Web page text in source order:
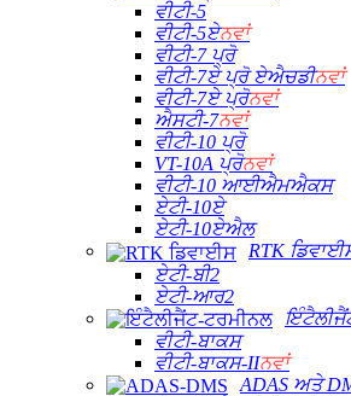
ਵੀਟੀ-5
ਵੀਟੀ-5ਏਨਵਾਂ
ਵੀਟੀ-7 ਪ੍ਰੋ
ਵੀਟੀ-7ਏ ਪ੍ਰੋ ਏਐਚਡੀਨਵਾਂ
ਵੀਟੀ-7ਏ ਪ੍ਰੋਨਵਾਂ
ਐਸਟੀ-7ਨਵਾਂ
ਵੀਟੀ-10 ਪ੍ਰੋ
VT-10A ਪ੍ਰੋਨਵਾਂ
ਵੀਟੀ-10 ਆਈਐਮਐਕਸ
ਏਟੀ-10ਏ
ਏਟੀ-10ਏਐਲ
RTK
ਏਟੀ-ਬੀ2
ਏਟੀ-ਆਰ2
ਵੀਟੀ-ਬਾਕਸ
ਵੀਟੀ-ਬਾਕਸ-IIਨਵਾਂ
ADAS ਅਤੇ